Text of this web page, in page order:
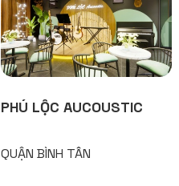
PHÚ LỘC AUCOUSTIC
QUẬN BÌNH TÂN